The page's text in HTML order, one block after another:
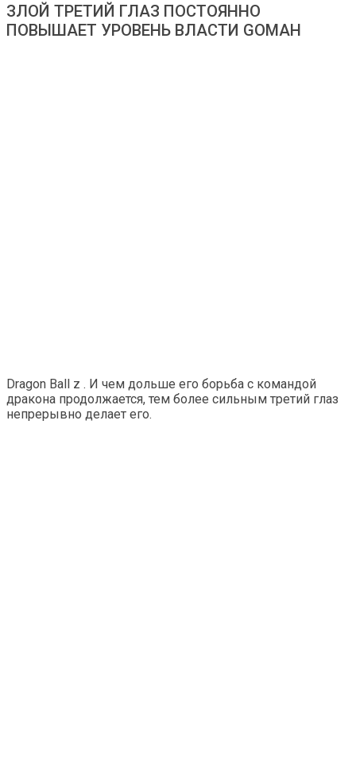
ЗЛОЙ ТРЕТИЙ ГЛАЗ ПОСТОЯННО
ПОВЫШАЕТ УРОВЕНЬ ВЛАСТИ GOMAH
Dragon Ball z . И чем дольше его борьба с командой
дракона продолжается, тем более сильным третий глаз
непрерывно делает его.